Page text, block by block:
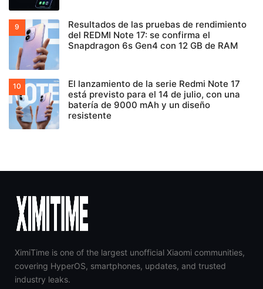
Resultados de las pruebas de rendimiento
del REDMI Note 17: se confirma el
Snapdragon 6s Gen4 con 12 GB de RAM
El lanzamiento de la serie Redmi Note 17
está previsto para el 14 de julio, con una
batería de 9000 mAh y un diseño
resistente
XimiTime is one of the largest unofficial Xiaomi communities,
covering HyperOS, smartphones, updates, and trusted
industry leaks.